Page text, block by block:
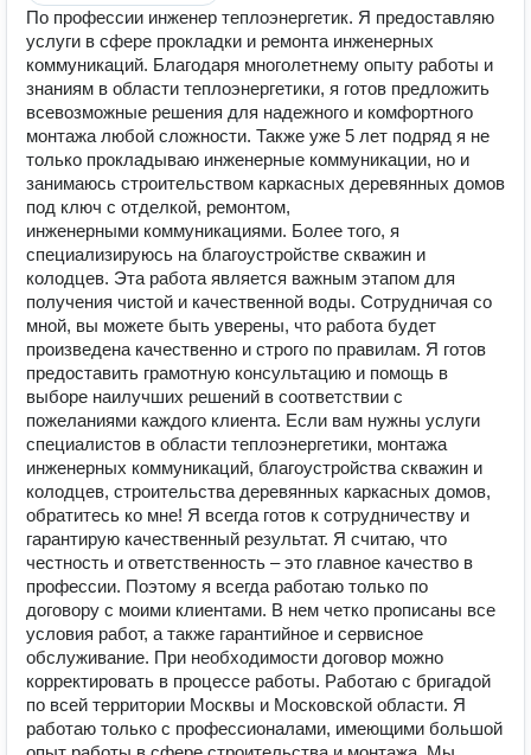
По профессии инженер теплоэнергетик. Я предоставляю
услуги в сфере прокладки и ремонта инженерных
коммуникаций. Благодаря многолетнему опыту работы и
знаниям в области теплоэнергетики, я готов предложить
всевозможные решения для надежного и комфортного
монтажа любой сложности. Также уже 5 лет подряд я не
только прокладываю инженерные коммуникации, но и
занимаюсь строительством каркасных деревянных домов
под ключ с отделкой, ремонтом,
инженерными коммуникациями. Более того, я
специализируюсь на благоустройстве скважин и
колодцев. Эта работа является важным этапом для
получения чистой и качественной воды. Сотрудничая со
мной, вы можете быть уверены, что работа будет
произведена качественно и строго по правилам. Я готов
предоставить грамотную консультацию и помощь в
выборе наилучших решений в соответствии с
пожеланиями каждого клиента. Если вам нужны услуги
специалистов в области теплоэнергетики, монтажа
инженерных коммуникаций, благоустройства скважин и
колодцев, строительства деревянных каркасных домов,
обратитесь ко мне! Я всегда готов к сотрудничеству и
гарантирую качественный результат. Я считаю, что
честность и ответственность – это главное качество в
профессии. Поэтому я всегда работаю только по
договору с моими клиентами. В нем четко прописаны все
условия работ, а также гарантийное и сервисное
обслуживание. При необходимости договор можно
корректировать в процессе работы. Работаю с бригадой
по всей территории Москвы и Московской области. Я
работаю только с профессионалами, имеющими большой